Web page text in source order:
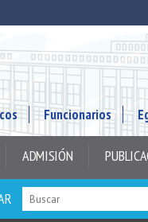
Funcionarios
ADMISIÓN